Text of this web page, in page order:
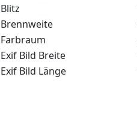
Blitz
Brennweite
Farbraum
Exif Bild Breite
Exif Bild Länge